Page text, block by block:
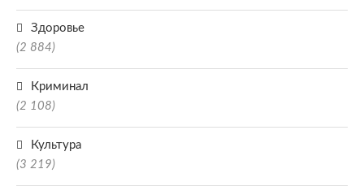
Здоровье
(2 884)
Криминал
(2 108)
Культура
(3 219)